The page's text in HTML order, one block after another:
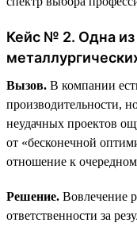
Кейс № 2. Одна
Вызов. В компании
производительности,
неудачных проектов
от «бесконечной
отношение к
Решение. Вовлечение
ответственности за